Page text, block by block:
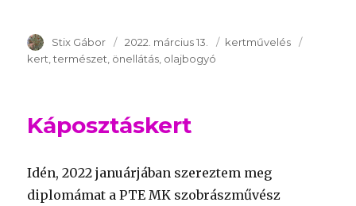
Szerző
Stix Gábor Publikálva
2022. március 13. Témakör
kertművelés
kert természet önellátás olajbogyó
Káposztáskert
Idén, 2022 januárjában szereztem meg
diplomámat a PTE MK szobrászművész